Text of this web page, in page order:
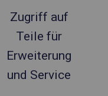
Zugriff auf
Teile für
Erweiterung
und Service